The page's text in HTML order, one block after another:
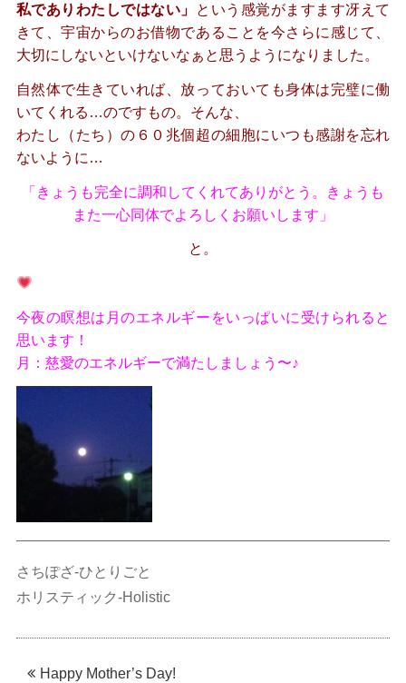
私でありわたしではない」
という感覚がますます冴えて
きて、宇宙からのお借物であることを今さらに感じて、
大切にしないといけないなぁと思うようになりました。
自然体で生きていれば、放っておいても身体は完璧に働
いてくれる…のですもの。そんな、
わたし（たち）の６０兆個超の細胞にいつも感謝を忘れ
ないように…
「きょうも完全に調和してくれてありがとう。きょうも
また一心同体でよろしくお願いします」
と。
今夜の瞑想は月のエネルギーをいっぱいに受けられると
思います！
月：慈愛のエネルギーで満たしましょう〜♪
さちぽざ-ひとりごと
ホリスティック-Holistic
Happy Mother’s Day!